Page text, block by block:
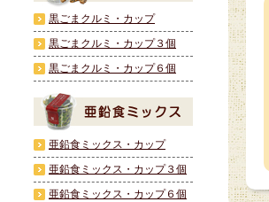
黒ごまクルミ・カップ
黒ごまクルミ・カップ３個
黒ごまクルミ・カップ６個
亜鉛食ミックス・カップ
亜鉛食ミックス・カップ３個
亜鉛食ミックス・カップ６個